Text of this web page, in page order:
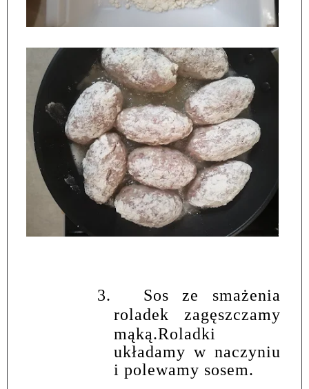
3.
Sos ze smażenia
roladek zagęszczamy
mąką.Roladki
układamy w naczyniu
i polewamy sosem.